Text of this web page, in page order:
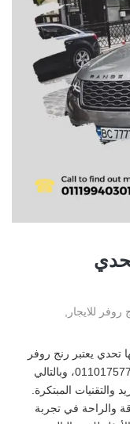
روفر للايجار
تحدي يعتبر رنج روفر
واحدًا من أشهر السيارات الفاخرة في العالم01101757711، وبالتالي
والتقنيات المبتكرة.
والراحة في تجربة